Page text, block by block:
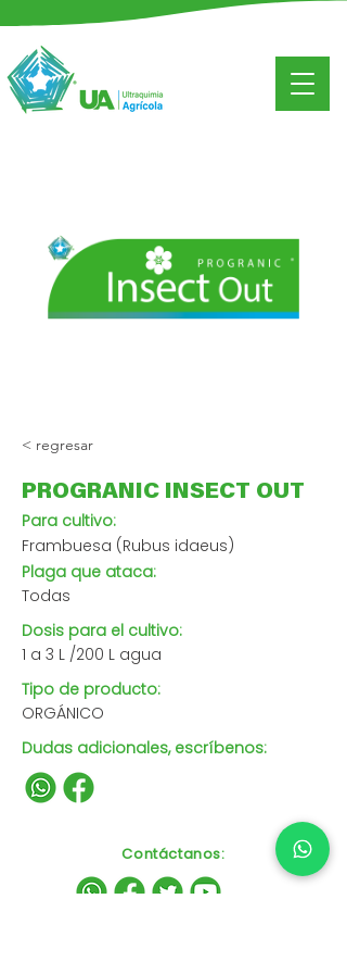
< regresar
PROGRANIC INSECT OUT
Para cultivo:
Frambuesa (Rubus idaeus)
Plaga que ataca:
Todas
Dosis para el cultivo:
1 a 3 L /200 L agua
Tipo de producto:
ORGÁNICO
Dudas adicionales, escríbenos:
Contáctanos: